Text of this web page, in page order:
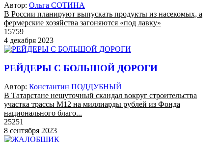
Автор: Ольга СОТИНА
В России планируют выпускать продукты из насекомых, а
фермерские хозяйства загоняются «под лавку»
15759
4 декабря 2023
РЕЙДЕРЫ С БОЛЬШОЙ ДОРОГИ
Автор: Константин ПОДДУБНЫЙ
В Татарстане нешуточный скандал вокруг строительства
участка трассы М12 на миллиарды рублей из Фонда
национального благо...
25251
8 сентября 2023